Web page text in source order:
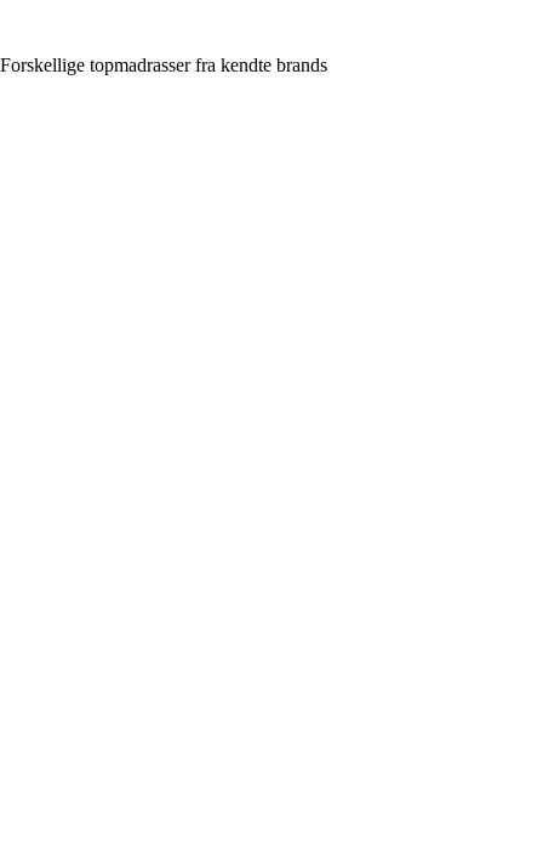
Forskellige topmadrasser fra kendte brands